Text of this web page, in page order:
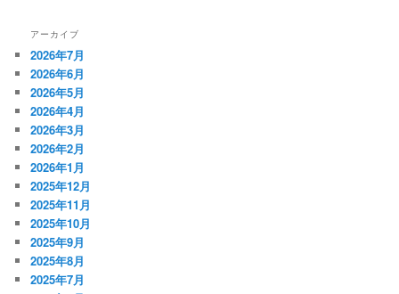
アーカイブ
2026年7月
2026年6月
2026年5月
2026年4月
2026年3月
2026年2月
2026年1月
2025年12月
2025年11月
2025年10月
2025年9月
2025年8月
2025年7月